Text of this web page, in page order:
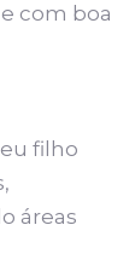
com boa
filho
áreas